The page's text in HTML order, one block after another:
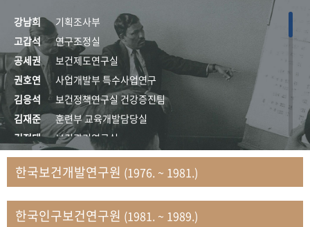
기록물 아카이브
사진 아카이브 문서 기록물 행정박물 영상 기록물
50+1주년 기념
성과 50선 숫자로 보는 50년
세계와 함께 한 KIHASA
VR 역사관
강남희
기획조사부
고갑석
연구조정실
공세권
보건제도연구실
권호연
사업개발부 특수사업연구
김응석
보건정책연구실 건강증진팀
김재준
훈련부 교육개발담당실
김정태
보건관리연구실
김지자
연구부 사회개발담당실
김태룡
조사평가부 연구과
문현상
가족복지연구실 인구가족연구팀
한국보건개발연구원 (1976. ~ 1981.)
한국인구보건연구원 (1981. ~ 1989.)